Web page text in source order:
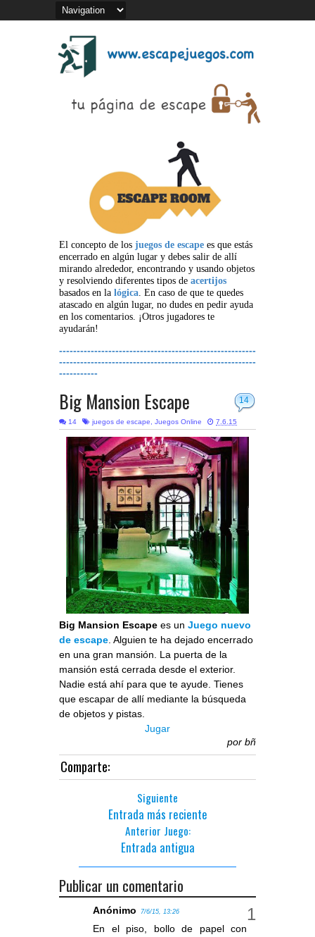
El concepto de los juegos de escape es que estás
encerrado en algún lugar y debes salir de allí
mirando alrededor, encontrando y usando objetos
y resolviendo diferentes tipos de acertijos
basados en la lógica. En caso de que te quedes
atascado en algún lugar, no dudes en pedir ayuda
en los comentarios. ¡Otros jugadores te
ayudarán!
--------------------------------------------------------
--------------------------------------------------------
-----------
14
Big Mansion Escape
14 juegos de escape, Juegos Online 7.6.15
Big Mansion Escape es un Juego nuevo
de escape. Alguien te ha dejado encerrado
en una gran mansión. La puerta de la
mansión está cerrada desde el exterior.
Nadie está ahí para que te ayude. Tienes
que escapar de allí mediante la búsqueda
de objetos y pistas.
Jugar
por bñ
Comparte:
Siguiente
Entrada más reciente
Anterior Juego:
Entrada antigua
Publicar un comentario
Anónimo 7/6/15, 13:26
En el piso, bollo de papel con